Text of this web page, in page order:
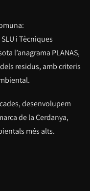
i Tècniques
l’anagrama PLANAS,
residus, amb criteris
desenvolupem
de la Cerdanya,
més alts.